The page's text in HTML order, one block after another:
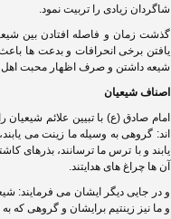
شاگردان زیادی را تربیت نمود.
گذشت زمان و فاصله افتادن بین
یافتن برخی انحرافات و بدعت ها
شیعه داشتن و صرف اظهار محبت اهل
اصناف شیعیان
امام صادق (ع) با تبیین علائم
اند: گروهی به وسیله ما زینت می
یابند و با ترس ما ترسانند، بذرهای
آن ها چراغ های هدایتند.
و در جایی دیگر ایشان می فرمایند:
و ما نیز زینتیم برایشان و گروهی که